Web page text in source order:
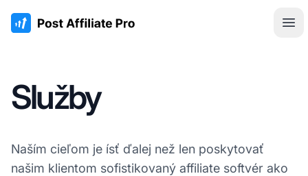
:site.title
Služby
Naším cieľom je ísť ďalej než len poskytovať
našim klientom sofistikovaný affiliate softvér ako